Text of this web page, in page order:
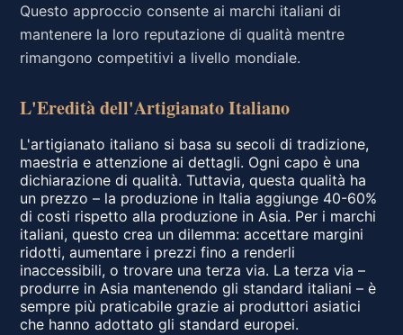
Questo approccio consente ai marchi italiani di
mantenere la loro reputazione di qualità mentre
rimangono competitivi a livello mondiale.
L'Eredità dell'Artigianato Italiano
L'artigianato italiano si basa su secoli di tradizione,
maestria e attenzione ai dettagli. Ogni capo è una
dichiarazione di qualità. Tuttavia, questa qualità ha
un prezzo – la produzione in Italia aggiunge 40-60%
di costi rispetto alla produzione in Asia. Per i marchi
italiani, questo crea un dilemma: accettare margini
ridotti, aumentare i prezzi fino a renderli
inaccessibili, o trovare una terza via. La terza via –
produrre in Asia mantenendo gli standard italiani – è
sempre più praticabile grazie ai produttori asiatici
che hanno adottato gli standard europei.